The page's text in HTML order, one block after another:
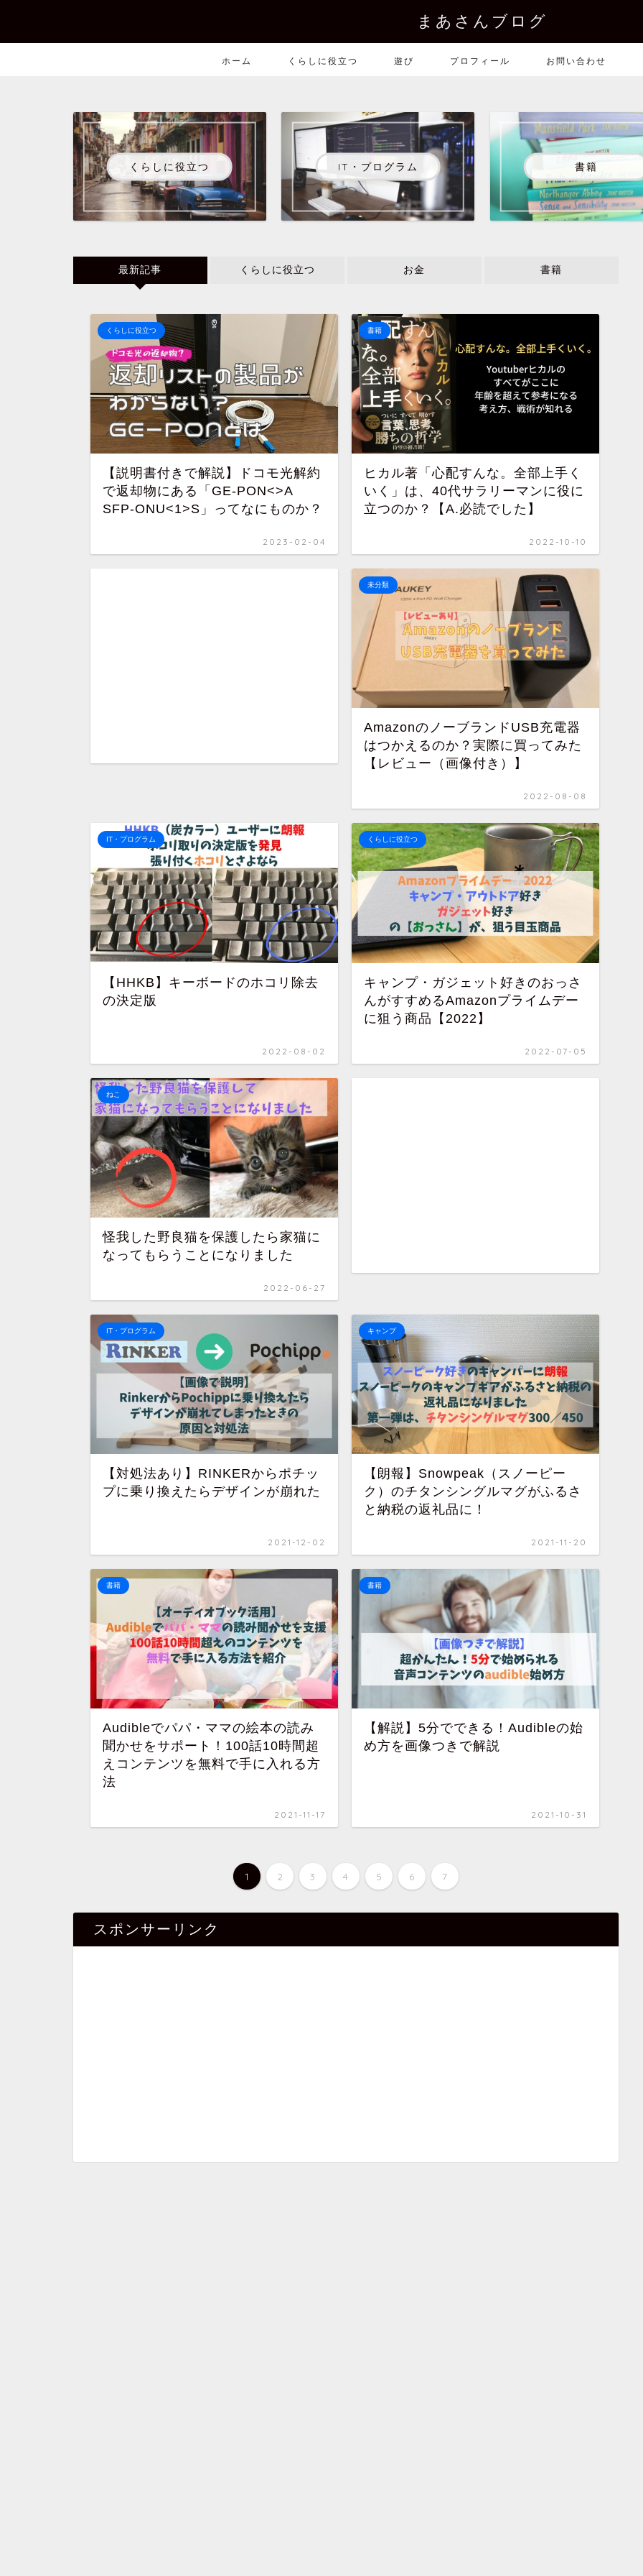
まあさんブログ
ホーム くらしに役立つ 遊び プロフィール お問い合わせ
くらしに役立つ IT・プログラム 書籍
最新記事 くらしに役立つ お金 書籍
くらしに役立つ
【説明書付きで解説】ドコモ光解約
で返却物にある「GE-PON<>A
SFP-ONU<1>S」ってなにものか？
2023-02-04
書籍
ヒカル著「心配すんな。全部上手く
いく」は、40代サラリーマンに役に
立つのか？【A.必読でした】
2022-10-10
未分類
AmazonのノーブランドUSB充電器
はつかえるのか？実際に買ってみた
【レビュー（画像付き）】
2022-08-08
IT・プログラム
【HHKB】キーボードのホコリ除去
の決定版
2022-08-02
くらしに役立つ
キャンプ・ガジェット好きのおっさ
んがすすめるAmazonプライムデー
に狙う商品【2022】
2022-07-05
ねこ
怪我した野良猫を保護したら家猫に
なってもらうことになりました
2022-06-27
IT・プログラム
【対処法あり】RINKERからポチッ
プに乗り換えたらデザインが崩れた
2021-12-02
キャンプ
【朗報】Snowpeak（スノーピー
ク）のチタンシングルマグがふるさ
と納税の返礼品に！
2021-11-20
書籍
Audibleでパパ・ママの絵本の読み
聞かせをサポート！100話10時間超
えコンテンツを無料で手に入れる方
法
2021-11-17
書籍
【解説】5分でできる！Audibleの始
め方を画像つきで解説
2021-10-31
1 2 3 4 5 6 7
スポンサーリンク